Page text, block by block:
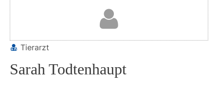
Tierarzt
Sarah Todtenhaupt